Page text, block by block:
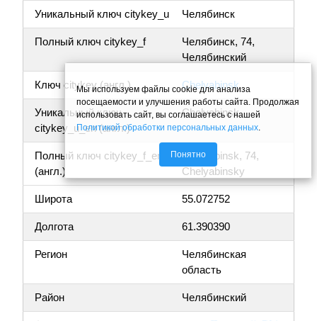
Уникальный ключ citykey_u Челябинск
Полный ключ citykey_f
Челябинск, 74,
Челябинский
Ключ citykey (англ.) Chelyabinsk
Уникальный ключ
citykey_u_en (англ.)
Chelyabinsk
Полный ключ citykey_f_en
(англ.)
Chelyabinsk, 74,
Chelyabinsky
Широта 55.072752
Долгота 61.390390
Регион
Челябинская
область
Район Челябинский
Мы используем файлы cookie для анализа
посещаемости и улучшения работы сайта. Продолжая
использовать сайт, вы соглашаетесь с нашей
Политикой обработки персональных данных.
Понятно